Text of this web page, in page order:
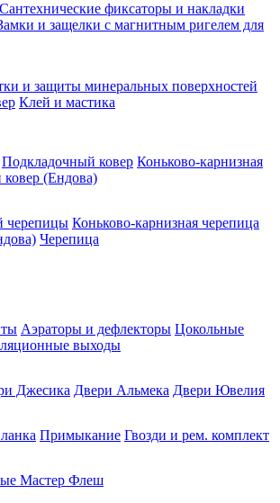
Сантехнические фиксаторы и накладки
и защелки с магнитным ригелем для
и защиты минеральных поверхностей
Клей и мастика
Подкладочный ковер Коньково-карнизная
(Ендова)
черепицы Коньково-карнизная черепица
Черепица
Аэраторы и дефлекторы Цокольные
выходы
Джесика Двери Альмека Двери Ювелия
Примыкание Гвозди и рем. комплект
Мастер Флеш